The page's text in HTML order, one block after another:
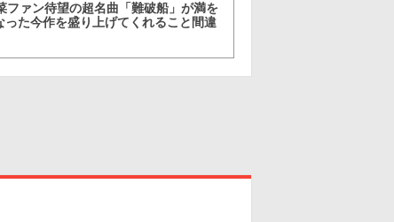
ァン待望の超名曲「難破船」が満を
た今作を盛り上げてくれること間違